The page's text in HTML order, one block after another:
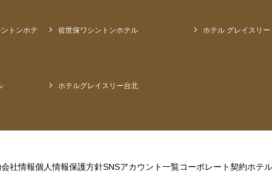
トンホテ
佐世保ワシントンホテル ホテル グレイスリー
ホテルグレイスリー台北
会社情報個人情報保護方針SNSアカウント一覧コーポレート契約ホテ